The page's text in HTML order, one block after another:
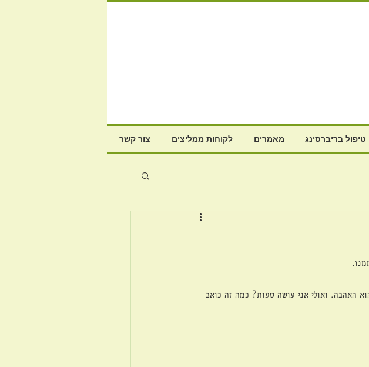
צור קשר לקוחות ממליצים מאמרים טיפול בריברסינג
האהבה. ואולי אני עושה טעות? כמה זה כואב